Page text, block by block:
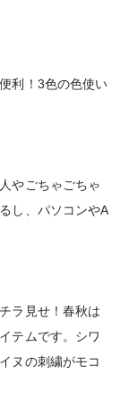
利！3色の色使い
やごちゃごちゃ
し、パソコンやA
ラ見せ！春秋は
テムです。シワ
ヌの刺繍がモコ